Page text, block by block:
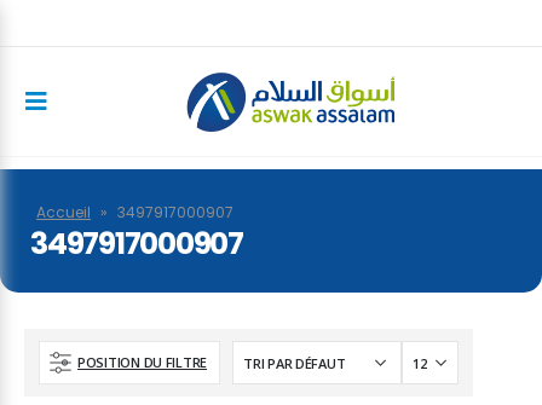
Accueil » 3497917000907
3497917000907
POSITION DU FILTRE